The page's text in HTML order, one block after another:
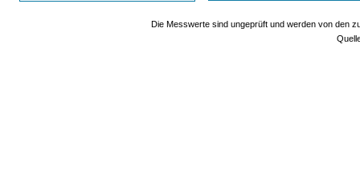
Die Messwerte sind ungeprüft und werden von den